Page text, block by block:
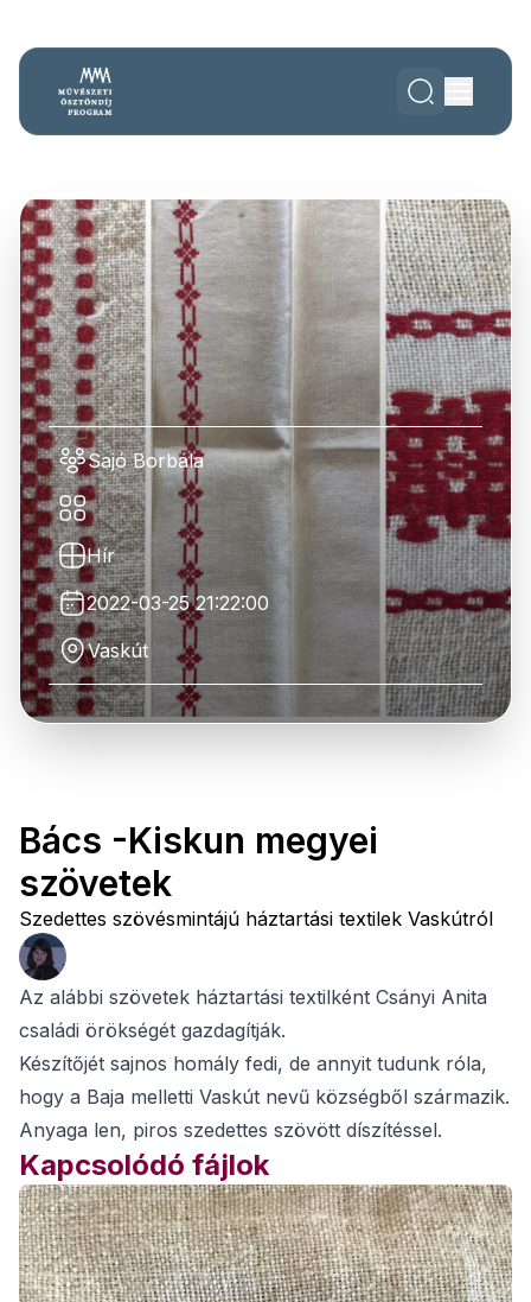
Sajó Borbála
Hír
2022-03-25 21:22:00
Vaskút
Bács -Kiskun megyei
szövetek
Szedettes szövésmintájú háztartási textilek Vaskútról
Az alábbi szövetek háztartási textilként Csányi Anita
családi örökségét gazdagítják.
Készítőjét sajnos homály fedi, de annyit tudunk róla,
hogy a Baja melletti Vaskút nevű községből származik.
Anyaga len, piros szedettes szövött díszítéssel.
Kapcsolódó fájlok